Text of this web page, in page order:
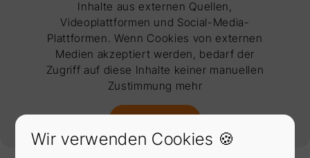
Verkaufstechniken hinausgehen und
innovative Strategien entwickeln, um Ihre
Non-Commodity Produkte erfolgreich zu
vermarkten.
Inhalte aus externen Quellen,
Videoplattformen und Social-Media-
Plattformen. Wenn Cookies von externen
Medien akzeptiert werden, bedarf der
Zugriff auf diese Inhalte keiner manuellen
Zustimmung mehr
Ich stimme zu
Wir verwenden Cookies 🍪